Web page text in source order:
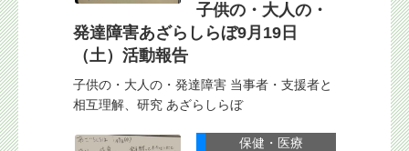
子供の・大人の・
発達障害あざらしらぼ9月19日
（土）活動報告
子供の・大人の・発達障害 当事者・支援者と
相互理解、研究 あざらしらぼ
保健・医療